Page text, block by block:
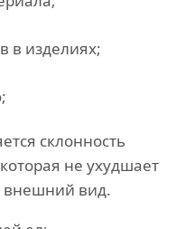
в изделиях;
склонность
не ухудшает
внешний вид.